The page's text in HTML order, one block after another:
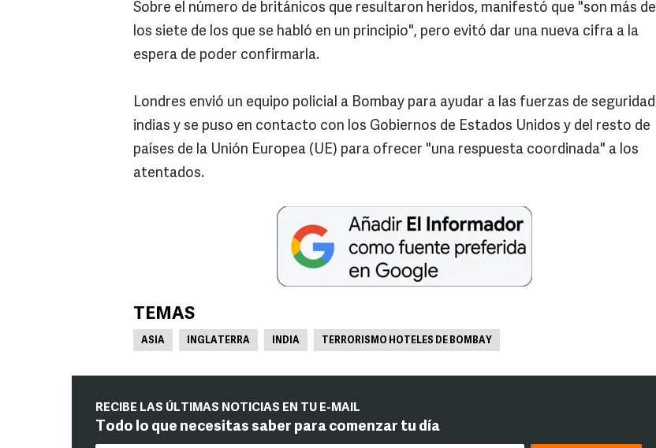
Sobre el número de británicos que resultaron heridos, manifestó que "son más de
los siete de los que se habló en un principio", pero evitó dar una nueva cifra a la
espera de poder confirmarla.
Londres envió un equipo policial a Bombay para ayudar a las fuerzas de seguridad
indias y se puso en contacto con los Gobiernos de Estados Unidos y del resto de
países de la Unión Europea (UE) para ofrecer "una respuesta coordinada" a los
atentados.
TEMAS
ASIA INGLATERRA INDIA TERRORISMO HOTELES DE BOMBAY
RECIBE LAS ÚLTIMAS NOTICIAS EN TU E-MAIL
Todo lo que necesitas saber para comenzar tu día